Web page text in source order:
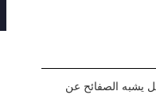
يشبه الصفائح عن